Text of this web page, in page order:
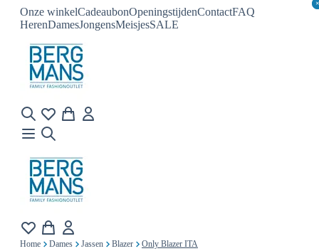
Onze winkelCadeaubonOpeningstijdenContactFAQ
HerenDamesJongensMeisjesSALE
×
×
Home Dames Jassen Blazer Only Blazer ITA